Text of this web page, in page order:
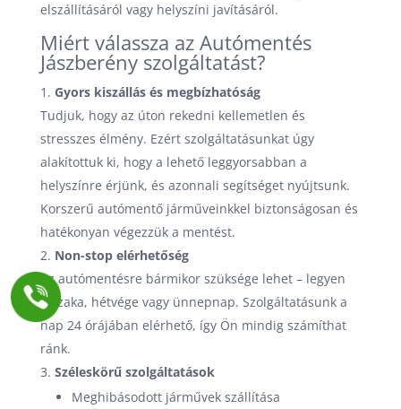
elszállításáról vagy helyszíni javításáról.
Miért válassza az Autómentés
Jászberény szolgáltatást?
Gyors kiszállás és megbízhatóság
Tudjuk, hogy az úton rekedni kellemetlen és
stresszes élmény. Ezért szolgáltatásunkat úgy
alakítottuk ki, hogy a lehető leggyorsabban a
helyszínre érjünk, és azonnali segítséget nyújtsunk.
Korszerű autómentő járműveinkkel biztonságosan és
hatékonyan végezzük a mentést.
Non-stop elérhetőség
Az autómentésre bármikor szüksége lehet – legyen
éjszaka, hétvége vagy ünnepnap. Szolgáltatásunk a
nap 24 órájában elérhető, így Ön mindig számíthat
ránk.
Széleskörű szolgáltatások
Meghibásodott járművek szállítása